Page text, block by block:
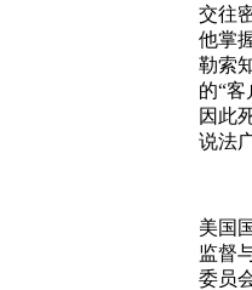
交往
他掌
勒索
的“客
因此
说法
美国
监督
委员